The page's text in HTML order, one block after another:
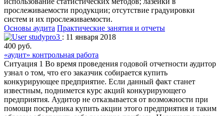
прослеживаемости продукции; отсутствие градуировки
систем и их прослеживаемости.
Основы аудита Практические занятия и отчеты
studypro3 : 11 января 2018
400 руб.
«аудит» контрольная работа
Ситуация 1 Во время проведения годовой отчетности аудитор
узнал о том, что его заказчик собирается купить
конкурирующее предприятие. Если данный факт станет
известным, поднимется курс акций конкурирующего
предприятия. Аудитор не отказывается от возможности при
помощи посредника купить акции этого предприятия и таким